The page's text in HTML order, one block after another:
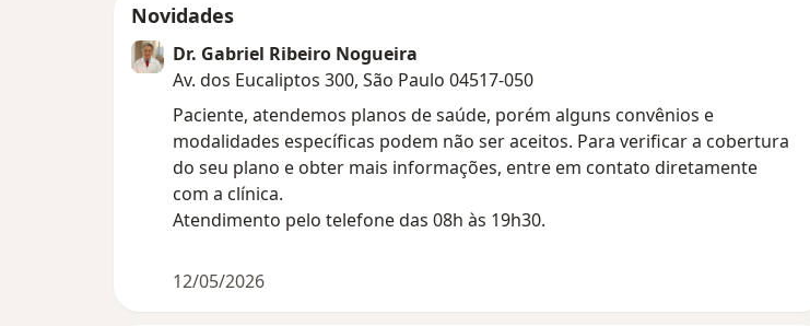
Novidades
Dr. Gabriel Ribeiro Nogueira
Av. dos Eucaliptos 300, São Paulo 04517-050
Paciente, atendemos planos de saúde, porém alguns convênios e
modalidades específicas podem não ser aceitos. Para verificar a cobertura
do seu plano e obter mais informações, entre em contato diretamente
com a clínica.
Atendimento pelo telefone das 08h às 19h30.
12/05/2026